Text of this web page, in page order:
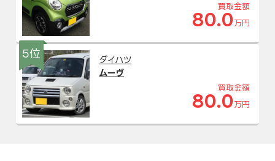
買取金額
80.0 万円
5位
ダイハツ
ムーヴ
買取金額
80.0 万円